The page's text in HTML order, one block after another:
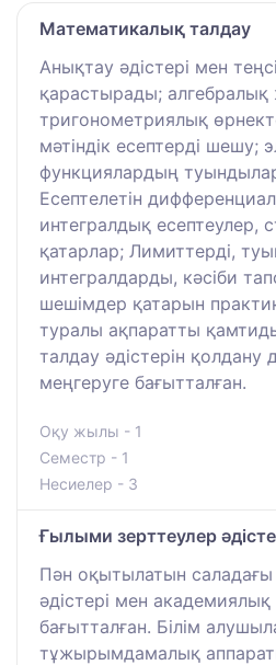
Математикалық талдау
Анықтау әдістері мен
қарастырады; алгебралық
тригонометриялық
мәтіндік есептерді шешу;
функциялардың
Есептелетін
интегралдық есептеулер,
қатарлар; Лимиттерді,
интегралдарды, кәсіби
шешімдер қатарын
туралы ақпаратты
талдау әдістерін қолдану
меңгеруге бағытталған.
Оқу жылы - 1
Семестр - 1
Несиелер - 3
Ғылыми зерттеулер
Пән оқытылатын
әдістері мен
бағытталған. Білім
тұжырымдамалық